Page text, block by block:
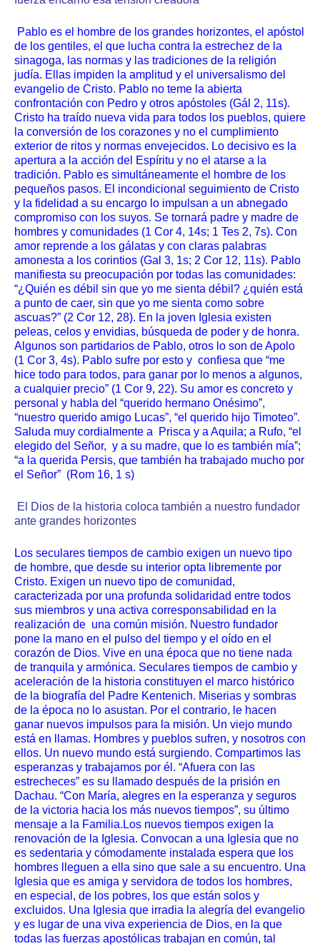
Pablo es el hombre de los grandes horizontes, el apóstol
de los gentiles, el que lucha contra la estrechez de la
sinagoga, las normas y las tradiciones de la religión
judía. Ellas impiden la amplitud y el universalismo del
evangelio de Cristo. Pablo no teme la abierta
confrontación con Pedro y otros apóstoles (Gál 2, 11s).
Cristo ha traído nueva vida para todos los pueblos, quiere
la conversión de los corazones y no el cumplimiento
exterior de ritos y normas envejecidos. Lo decisivo es la
apertura a la acción del Espíritu y no el atarse a la
tradición. Pablo es simultáneamente el hombre de los
pequeños pasos. El incondicional seguimiento de Cristo
y la fidelidad a su encargo lo impulsan a un abnegado
compromiso con los suyos. Se tornará padre y madre de
hombres y comunidades (1 Cor 4, 14s; 1 Tes 2, 7s). Con
amor reprende a los gálatas y con claras palabras
amonesta a los corintios (Gal 3, 1s; 2 Cor 12, 11s). Pablo
manifiesta su preocupación por todas las comunidades:
“¿Quién es débil sin que yo me sienta débil? ¿quién está
a punto de caer, sin que yo me sienta como sobre
ascuas?” (2 Cor 12, 28). En la joven Iglesia existen
peleas, celos y envidias, búsqueda de poder y de honra.
Algunos son partidarios de Pablo, otros lo son de Apolo
(1 Cor 3, 4s). Pablo sufre por esto y confiesa que “me
hice todo para todos, para ganar por lo menos a algunos,
a cualquier precio” (1 Cor 9, 22). Su amor es concreto y
personal y habla del “querido hermano Onésimo”,
“nuestro querido amigo Lucas”, “el querido hijo Timoteo”.
Saluda muy cordialmente a Prisca y a Aquila; a Rufo, “el
elegido del Señor, y a su madre, que lo es también mía”;
“a la querida Persis, que también ha trabajado mucho por
el Señor” (Rom 16, 1 s)
El Dios de la historia coloca también a nuestro fundador
ante grandes horizontes
Los seculares tiempos de cambio exigen un nuevo tipo
de hombre, que desde su interior opta libremente por
Cristo. Exigen un nuevo tipo de comunidad,
caracterizada por una profunda solidaridad entre todos
sus miembros y una activa corresponsabilidad en la
realización de una común misión. Nuestro fundador
pone la mano en el pulso del tiempo y el oído en el
corazón de Dios. Vive en una época que no tiene nada
de tranquila y armónica. Seculares tiempos de cambio y
aceleración de la historia constituyen el marco histórico
de la biografía del Padre Kentenich. Miserias y sombras
de la época no lo asustan. Por el contrario, le hacen
ganar nuevos impulsos para la misión. Un viejo mundo
está en llamas. Hombres y pueblos sufren, y nosotros con
ellos. Un nuevo mundo está surgiendo. Compartimos las
esperanzas y trabajamos por él. “Afuera con las
estrecheces” es su llamado después de la prisión en
Dachau. “Con María, alegres en la esperanza y seguros
de la victoria hacia los más nuevos tiempos”, su último
mensaje a la Familia.Los nuevos tiempos exigen la
renovación de la Iglesia. Convocan a una Iglesia que no
es sedentaria y cómodamente instalada espera que los
hombres lleguen a ella sino que sale a su encuentro. Una
Iglesia que es amiga y servidora de todos los hombres,
en especial, de los pobres, los que están solos y
excluidos. Una Iglesia que irradia la alegría del evangelio
y es lugar de una viva experiencia de Dios, en la que
todas las fuerzas apostólicas trabajan en común, tal